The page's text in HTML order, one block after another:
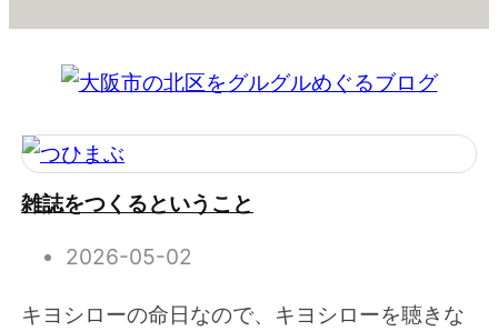
雑誌をつくるということ
2026-05-02
キヨシローの命日なので、キヨシローを聴きな